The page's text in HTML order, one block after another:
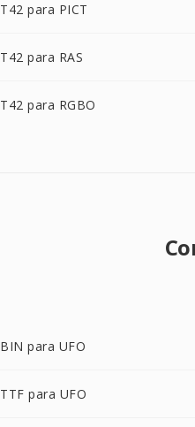
T42 para PICT
T42 para RAS
T42 para RGBO
BIN para UFO
TTF para UFO